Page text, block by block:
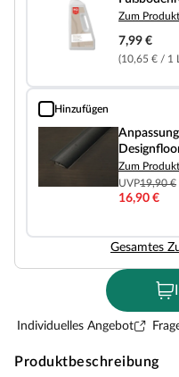
Zum Produkt
7,99 €
(10,65 € / 1
Hinzufügen
Anpassungsprofil
Zum Produkt
UVP19,90 €
16,90 €
Gesamtes
Individuelles Angebot
Produktbeschreibung